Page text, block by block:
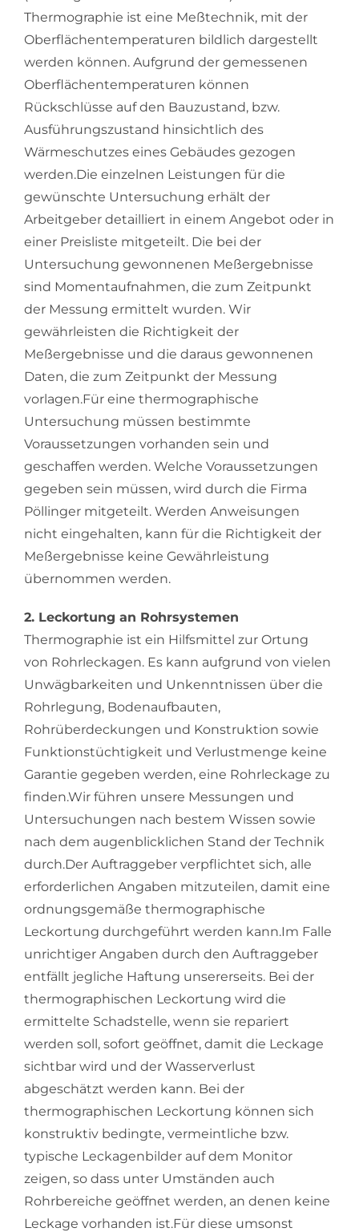
Thermographie ist eine Meßtechnik, mit der
Oberflächentemperaturen bildlich dargestellt
werden können. Aufgrund der gemessenen
Oberflächentemperaturen können
Rückschlüsse auf den Bauzustand, bzw.
Ausführungszustand hinsichtlich des
Wärmeschutzes eines Gebäudes gezogen
werden.Die einzelnen Leistungen für die
gewünschte Untersuchung erhält der
Arbeitgeber detailliert in einem Angebot oder in
einer Preisliste mitgeteilt. Die bei der
Untersuchung gewonnenen Meßergebnisse
sind Momentaufnahmen, die zum Zeitpunkt
der Messung ermittelt wurden. Wir
gewährleisten die Richtigkeit der
Meßergebnisse und die daraus gewonnenen
Daten, die zum Zeitpunkt der Messung
vorlagen.Für eine thermographische
Untersuchung müssen bestimmte
Voraussetzungen vorhanden sein und
geschaffen werden. Welche Voraussetzungen
gegeben sein müssen, wird durch die Firma
Pöllinger mitgeteilt. Werden Anweisungen
nicht eingehalten, kann für die Richtigkeit der
Meßergebnisse keine Gewährleistung
übernommen werden.
2. Leckortung an Rohrsystemen
Thermographie ist ein Hilfsmittel zur Ortung
von Rohrleckagen. Es kann aufgrund von vielen
Unwägbarkeiten und Unkenntnissen über die
Rohrlegung, Bodenaufbauten,
Rohrüberdeckungen und Konstruktion sowie
Funktionstüchtigkeit und Verlustmenge keine
Garantie gegeben werden, eine Rohrleckage zu
finden.Wir führen unsere Messungen und
Untersuchungen nach bestem Wissen sowie
nach dem augenblicklichen Stand der Technik
durch.Der Auftraggeber verpflichtet sich, alle
erforderlichen Angaben mitzuteilen, damit eine
ordnungsgemäße thermographische
Leckortung durchgeführt werden kann.Im Falle
unrichtiger Angaben durch den Auftraggeber
entfällt jegliche Haftung unsererseits. Bei der
thermographischen Leckortung wird die
ermittelte Schadstelle, wenn sie repariert
werden soll, sofort geöffnet, damit die Leckage
sichtbar wird und der Wasserverlust
abgeschätzt werden kann. Bei der
thermographischen Leckortung können sich
konstruktiv bedingte, vermeintliche bzw.
typische Leckagenbilder auf dem Monitor
zeigen, so dass unter Umständen auch
Rohrbereiche geöffnet werden, an denen keine
Leckage vorhanden ist.Für diese umsonst